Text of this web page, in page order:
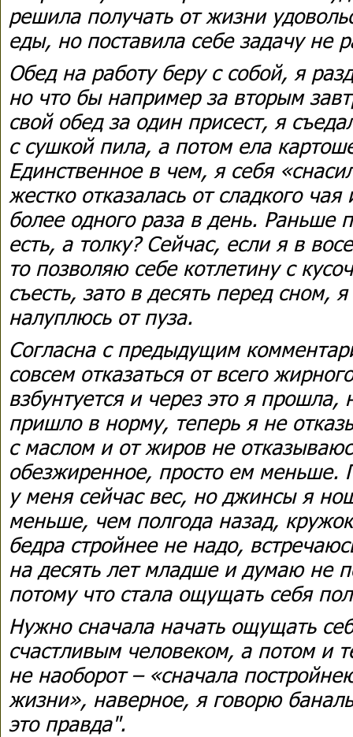
решила получать от жизни
еды, но поставила себе задачу не
Обед на работу беру с собой, я
но что бы например за вторым
свой обед за один присест, я
с сушкой пила, а потом ела
Единственное в чем, я себя
жестко отказалась от сладкого
более одного раза в день. Раньше
есть, а толку? Сейчас, если я в
то позволяю себе котлетину с
съесть, зато в десять перед сном,
налуплюсь от пуза.
Согласна с предыдущим
совсем отказаться от всего
взбунтуется и через это я прошла,
пришло в норму, теперь я не
с маслом и от жиров не
обезжиренное, просто ем меньше.
у меня сейчас вес, но джинсы я
меньше, чем полгода назад,
бедра стройнее не надо,
на десять лет младше и думаю не
потому что стала ощущать себя
Нужно сначала начать ощущать
счастливым человеком, а потом и
не наоборот – «сначала
жизни», наверное, я говорю
это правда".